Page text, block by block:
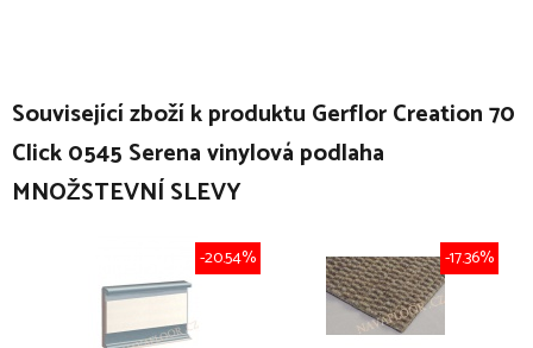
Související zboží k produktu Gerflor Creation 70
Click 0545 Serena vinylová podlaha
MNOŽSTEVNÍ SLEVY
-20.54% -17.36%